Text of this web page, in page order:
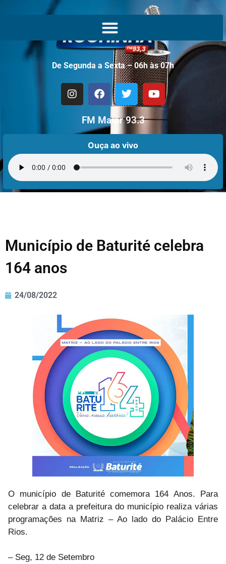
De Segunda a Sexta – 06h às 07h
FM Maior 93.3
Ouça ao vivo
Município de Baturité celebra
164 anos
24/08/2022
O município de Baturité comemora 164 Anos. Para
celebrar a data a prefeitura do município realiza várias
programações na Matriz – Ao lado do Palácio Entre
Rios.
– Seg, 12 de Setembro